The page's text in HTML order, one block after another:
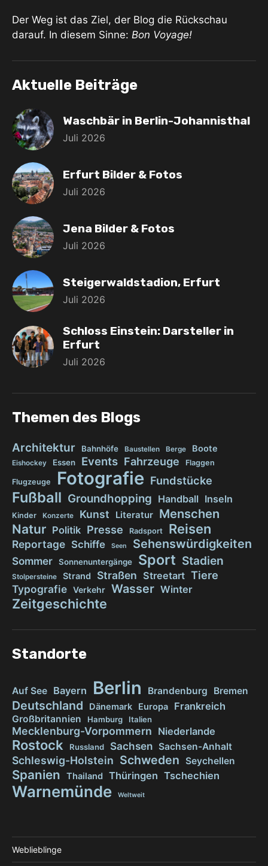
Der Weg ist das Ziel, der Blog die Rückschau
darauf. In diesem Sinne: Bon Voyage!
Aktuelle Beiträge
Waschbär in Berlin-Johannisthal
Juli 2026
Erfurt Bilder & Fotos
Juli 2026
Jena Bilder & Fotos
Juli 2026
Steigerwaldstadion, Erfurt
Juli 2026
Schloss Einstein: Darsteller in
Erfurt
Juli 2026
Themen des Blogs
Architektur Bahnhöfe Baustellen Berge Boote
Eishockey Essen Events Fahrzeuge Flaggen
Flugzeuge Fotografie Fundstücke
Fußball Groundhopping Handball Inseln
Kinder Konzerte Kunst Literatur Menschen
Natur Politik Presse Radsport Reisen
Reportage Schiffe Seen Sehenswürdigkeiten
Sommer Sonnenuntergänge Sport Stadien
Stolpersteine Strand Straßen Streetart Tiere
Typografie Verkehr Wasser Winter
Zeitgeschichte
Standorte
Auf See Bayern Berlin Brandenburg Bremen
Deutschland Dänemark Europa Frankreich
Großbritannien Hamburg Italien
Mecklenburg-Vorpommern Niederlande
Rostock Russland Sachsen Sachsen-Anhalt
Schleswig-Holstein Schweden Seychellen
Spanien Thailand Thüringen Tschechien
Warnemünde Weltweit
Weblieblinge